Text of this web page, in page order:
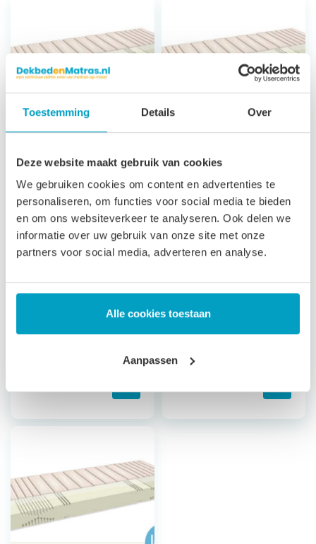
Toestemming Details Over
Deze website maakt gebruik van cookies
We gebruiken cookies om content en advertenties te
personaliseren, om functies voor social media te bieden
en om ons websiteverkeer te analyseren. Ook delen we
informatie over uw gebruik van onze site met onze
partners voor social media, adverteren en analyse.
Alle cookies toestaan
Aanpassen
Koudschuim
Matras Andros
Classic
7 zones
ondersteuning
23 cm hoog
wasbare tijk
3 jaar garantie
Koudschuim
Matras Andros
Climat
7 zones
ondersteuning
23 cm hoog
wasbare tijk
3 jaar garantie